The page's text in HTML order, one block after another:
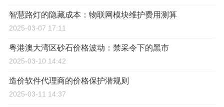
智慧路灯的隐藏成本：物联网模块维护费用测算
2025-03-07 17:11
粤港澳大湾区砂石价格波动：禁采令下的黑市
2025-03-10 14:42
造价软件代理商的价格保护潜规则
2025-03-11 14:37